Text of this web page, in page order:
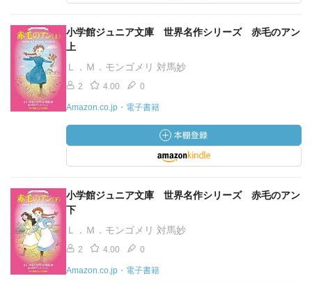
小学館ジュニア文庫 世界名作シリーズ 赤毛のアン
上
Ｌ．Ｍ．モンゴメリ 対馬妙
2 4.00 0
Amazon.co.jp・電子書籍
小学館ジュニア文庫 世界名作シリーズ 赤毛のアン
下
Ｌ．Ｍ．モンゴメリ 対馬妙
2 4.00 0
Amazon.co.jp・電子書籍